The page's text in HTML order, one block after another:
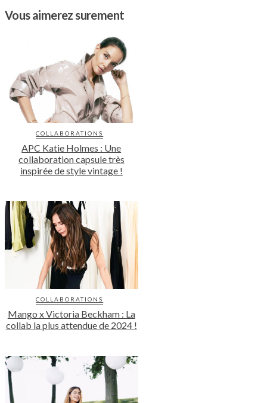
Vous aimerez surement
COLLABORATIONS
APC Katie Holmes : Une
collaboration capsule très
inspirée de style vintage !
COLLABORATIONS
Mango x Victoria Beckham : La
collab la plus attendue de 2024 !